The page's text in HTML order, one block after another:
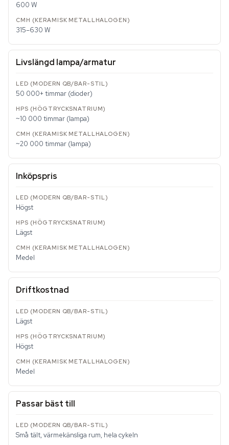
600 W
315–630 W
Livslängd lampa/armatur
50 000+ timmar (dioder)
~10 000 timmar (lampa)
~20 000 timmar (lampa)
Inköpspris
Högst
Lägst
Medel
Driftkostnad
Lägst
Högst
Medel
Passar bäst till
Små tält, värmekänsliga rum, hela cykeln